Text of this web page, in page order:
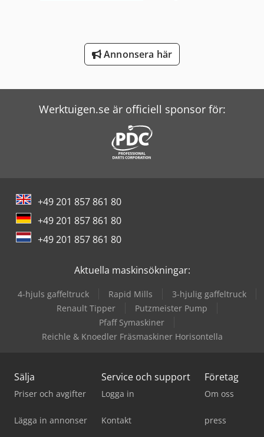
Annonsera här
Werktuigen.se är officiell sponsor för:
+49 201 857 861 80
+49 201 857 861 80
+49 201 857 861 80
Aktuella maskinsökningar:
4-hjuls gaffeltruck Rapid Mills
3-hjulig gaffeltruck
Renault Tipper
Putzmeister Pump
Pfaff Symaskiner
Reichle & Knoedler Fräsmaskiner Horisontella
Sälja
Priser och avgifter
Lägga in annonser
Service och support
Logga in
Kontakt
Företag
Om oss
press